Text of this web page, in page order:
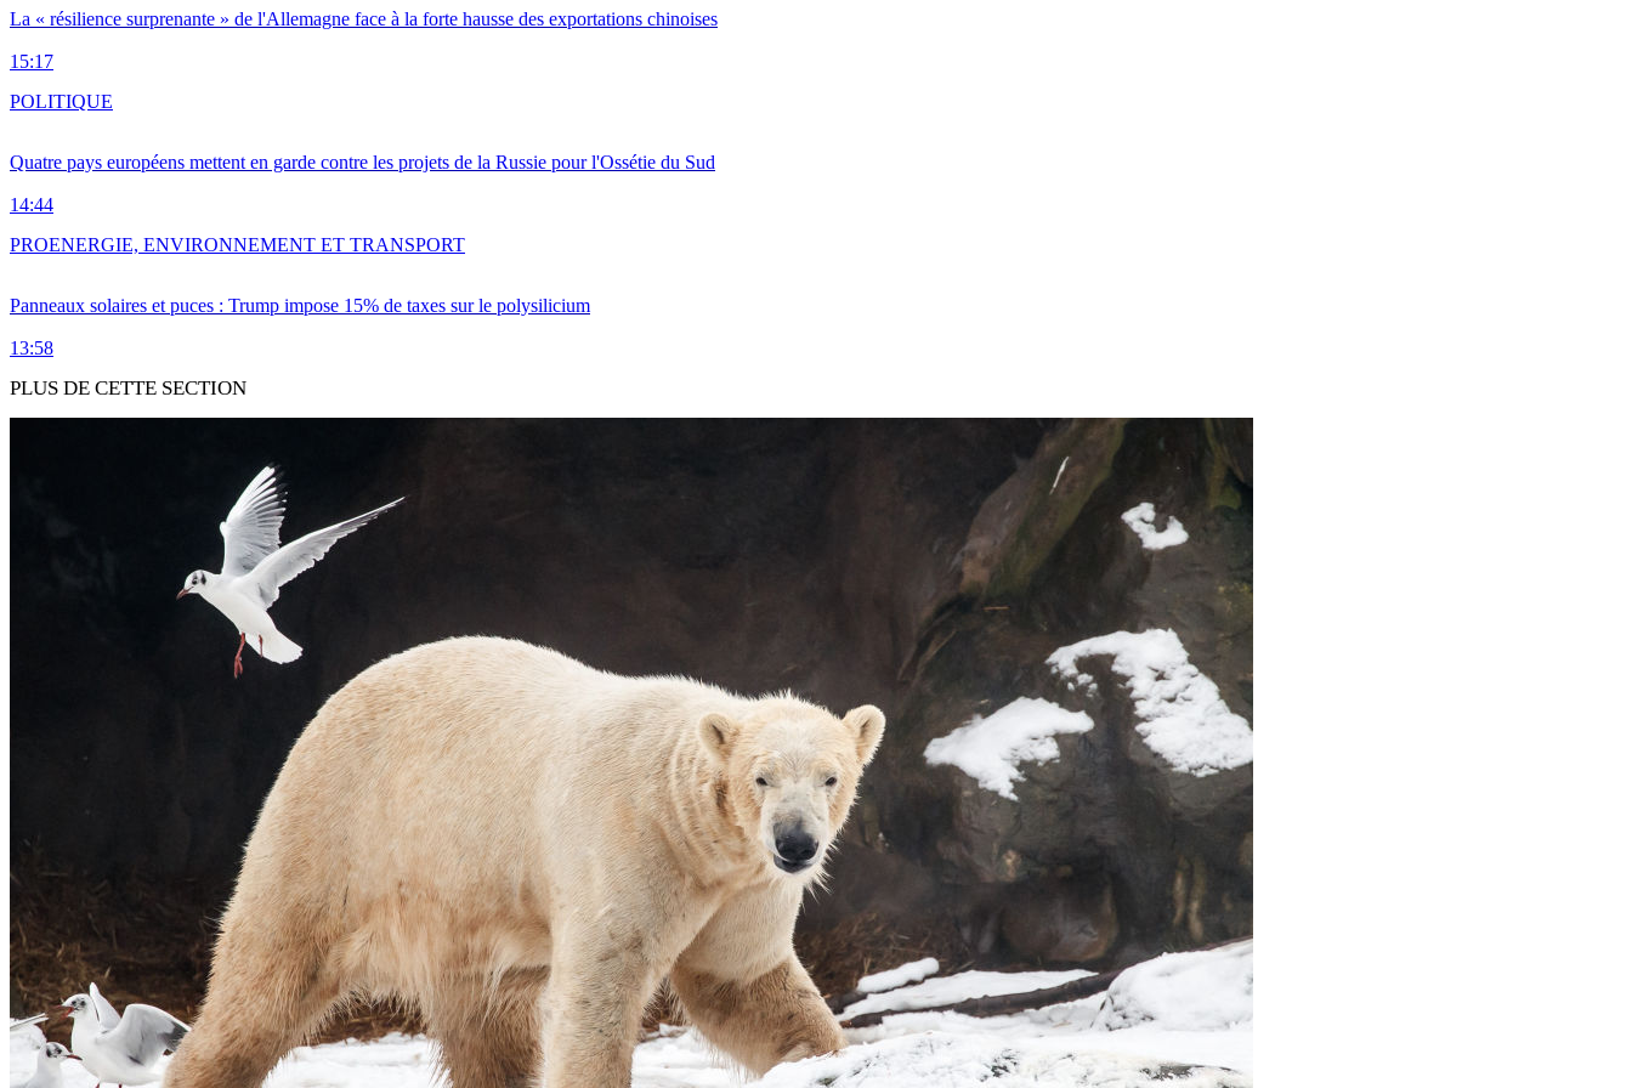
La « résilience surprenante » de l'Allemagne face à la forte hausse des exportations chinoises
15:17
Quatre pays européens mettent en garde contre les projets de la Russie pour l'Ossétie du Sud
14:44
POLITIQUE
Panneaux solaires et puces : Trump impose 15% de taxes sur le polysilicium
13:58
PROENERGIE, ENVIRONNEMENT ET TRANSPORT
PLUS DE CETTE SECTION